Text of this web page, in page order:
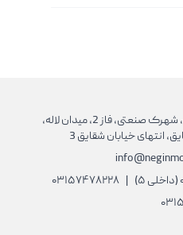
گلپایگان، شهرک صنعتی، فاز 2، میدان لاله،
انتهای خیابان شقایق 3
۰۳۱۵۷۴۷۸۲۲۸